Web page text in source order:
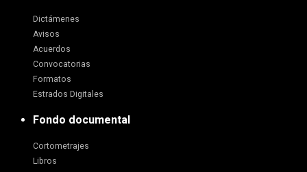
Dictámenes
Avisos
Acuerdos
Convocatorias
Formatos
Estrados Digitales
Fondo documental
Cortometrajes
Libros